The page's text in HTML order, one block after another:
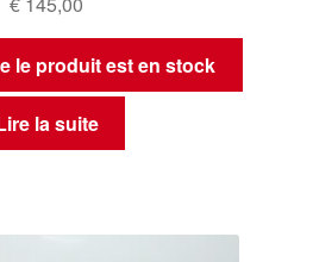
le produit est en stock
la suite